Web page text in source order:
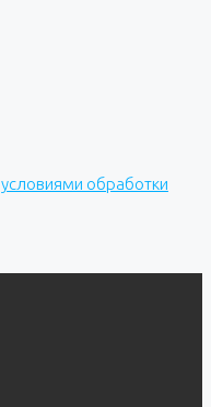
условиями обработки